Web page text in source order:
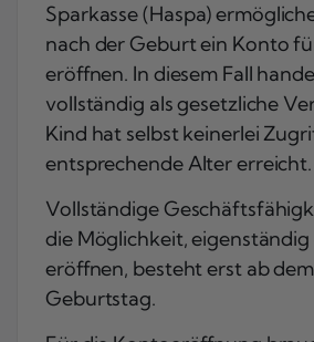
Sparkasse (Haspa)
nach der Geburt ein Konto
eröffnen. In diesem Fall
vollständig als gesetzliche
Kind hat selbst keinerlei
entsprechende Alter erreicht.
Vollständige
die Möglichkeit,
eröffnen, besteht erst ab dem
Geburtstag.